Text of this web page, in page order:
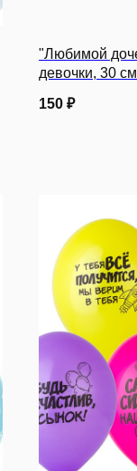
"Любимой
девочки, 30
150 ₽